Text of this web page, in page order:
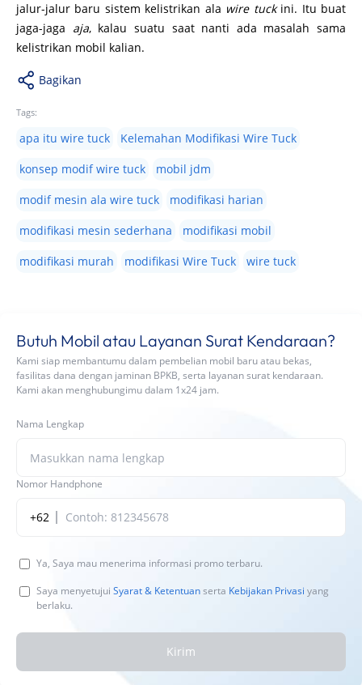
jalur-jalur baru sistem kelistrikan ala wire tuckini. Itu buat
jaga-jaga aja, kalau suatu saat nanti ada masalah sama
kelistrikan mobil kalian.
Bagikan
Tags:
apa itu wire tuck
Kelemahan Modifikasi Wire Tuck
konsep modif wire tuck
mobil jdm
modif mesin ala wire tuck
modifikasi harian
modifikasi mesin sederhana
modifikasi mobil
modifikasi murah
modifikasi Wire Tuck wire tuck
Butuh Mobil atau Layanan Surat Kendaraan?
Kami siap membantumu dalam pembelian mobil baru atau bekas,
fasilitas dana dengan jaminan BPKB, serta layanan surat kendaraan.
Kami akan menghubungimu dalam 1x24 jam.
Nama Lengkap
Nomor Handphone
+62
Ya, Saya mau menerima informasi promo terbaru.
Saya menyetujui Syarat & Ketentuanserta Kebijakan Privasi yang
berlaku.
Kirim